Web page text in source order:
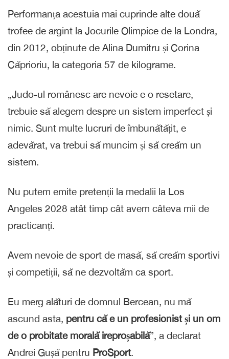
Performanța acestuia mai cuprinde alte două
trofee de argint la Jocurile Olimpice de la Londra,
din 2012, obținute de Alina Dumitru și Corina
Căprioriu, la categoria 57 de kilograme.
„Judo-ul românesc are nevoie e o resetare,
trebuie să alegem despre un sistem imperfect și
nimic. Sunt multe lucruri de îmbunătățit, e
adevărat, va trebui să muncim și să creăm un
sistem.
Nu putem emite pretenții la medalii la Los
Angeles 2028 atât timp cât avem câteva mii de
practicanți.
Avem nevoie de sport de masă, să creăm sportivi
și competiții, să ne dezvoltăm ca sport.
Eu merg alături de domnul Bercean, nu mă
ascund asta, pentru că e un profesionist și un om
de o probitate morală ireproșabilă”, a declarat
Andrei Gușă pentru ProSport.